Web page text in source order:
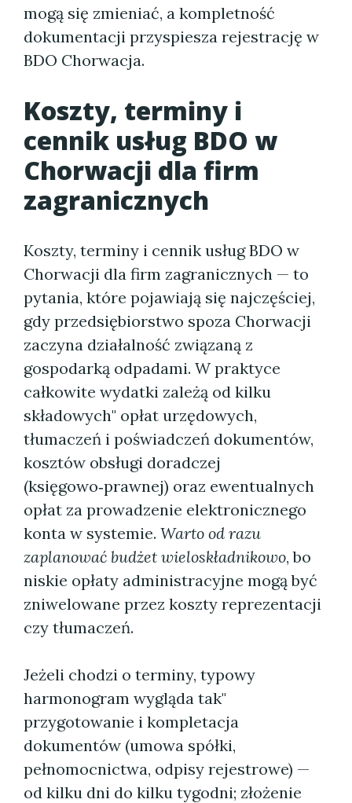
mogą się zmieniać, a kompletność
dokumentacji przyspiesza rejestrację w
BDO Chorwacja.
Koszty, terminy i
cennik usług BDO w
Chorwacji dla firm
zagranicznych
Koszty, terminy i cennik usług BDO w
Chorwacji dla firm zagranicznych — to
pytania, które pojawiają się najczęściej,
gdy przedsiębiorstwo spoza Chorwacji
zaczyna działalność związaną z
gospodarką odpadami. W praktyce
całkowite wydatki zależą od kilku
składowych" opłat urzędowych,
tłumaczeń i poświadczeń dokumentów,
kosztów obsługi doradczej
(księgowo‑prawnej) oraz ewentualnych
opłat za prowadzenie elektronicznego
konta w systemie. Warto od razu
zaplanować budżet wieloskładnikowo, bo
niskie opłaty administracyjne mogą być
zniwelowane przez koszty reprezentacji
czy tłumaczeń.
Jeżeli chodzi o terminy, typowy
harmonogram wygląda tak"
przygotowanie i kompletacja
dokumentów (umowa spółki,
pełnomocnictwa, odpisy rejestrowe) —
od kilku dni do kilku tygodni; złożenie